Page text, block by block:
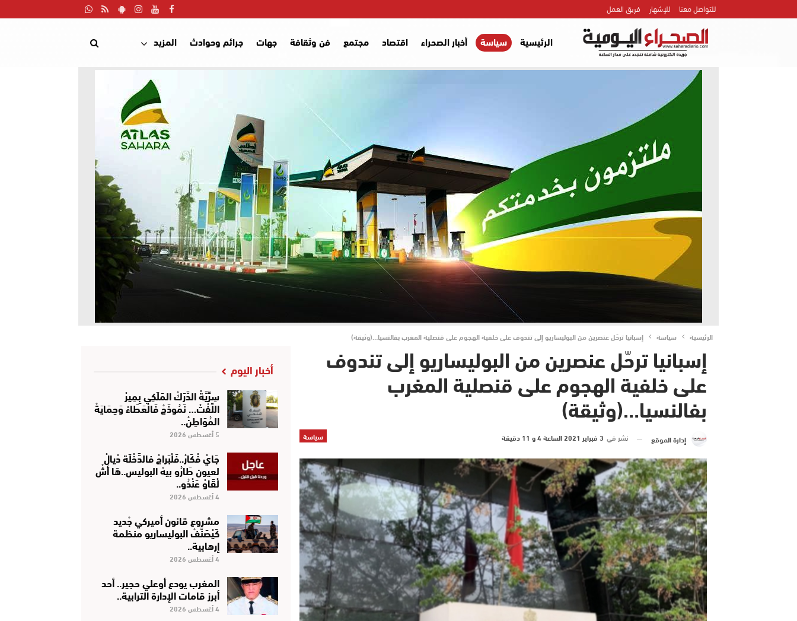
للتواصل معنا للإشهار فريق العمل
الرئيسية سياسة أخبار الصحراء اقتصاد مجتمع فن وثقافة جهات جرائم وحوادث المزيد
الرئيسية سياسة إسبانيا ترحّل عنصرين من البوليساريو إلى تندوف على خلفية الهجوم على قنصلية المغرب بفالنسيا…(وثيقة)
إسبانيا ترحّل عنصرين من البوليساريو إلى تندوف
على خلفية الهجوم على قنصلية المغرب
بفالنسيا…(وثيقة)
سياسة إدارة الموقع نشر في 3 فبراير 2021 الساعة 4 و 11 دقيقة
أخبار اليوم
سِرِّيَّةْ الدَّرَكْ المَلَكِي بِمِيرْ
اللِّفْتْ… نَمُوذَجْ فَالْعَطَاءْ وَحِمَايَةْ
المُوَاطِنْ..
5 أغسطس 2026
جَايْ فْكَارْ..فَلْبَراجْ فالدَّخْلَة دْيالْ
لعيون طَارُو بيهْ البوليس..هَا أشْ
لْقَاوْ عَنْدُو..
4 أغسطس 2026
مشروع قانون أميركي جْديد
كَيْصَنَّفْ البوليساريو منظمة
إرهابية..
4 أغسطس 2026
المغرب يودع أوعلي حجير.. أحد
أبرز قامات الإدارة الترابية..
4 أغسطس 2026